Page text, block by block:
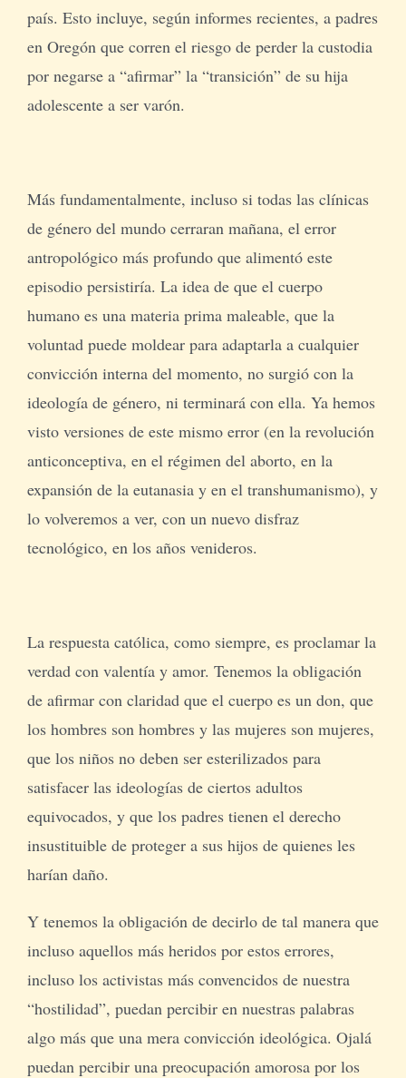
país. Esto incluye, según informes recientes, a padres
en Oregón que corren el riesgo de perder la custodia
por negarse a “afirmar” la “transición” de su hija
adolescente a ser varón.
Más fundamentalmente, incluso si todas las clínicas
de género del mundo cerraran mañana, el error
antropológico más profundo que alimentó este
episodio persistiría. La idea de que el cuerpo
humano es una materia prima maleable, que la
voluntad puede moldear para adaptarla a cualquier
convicción interna del momento, no surgió con la
ideología de género, ni terminará con ella. Ya hemos
visto versiones de este mismo error (en la revolución
anticonceptiva, en el régimen del aborto, en la
expansión de la eutanasia y en el transhumanismo), y
lo volveremos a ver, con un nuevo disfraz
tecnológico, en los años venideros.
La respuesta católica, como siempre, es proclamar la
verdad con valentía y amor. Tenemos la obligación
de afirmar con claridad que el cuerpo es un don, que
los hombres son hombres y las mujeres son mujeres,
que los niños no deben ser esterilizados para
satisfacer las ideologías de ciertos adultos
equivocados, y que los padres tienen el derecho
insustituible de proteger a sus hijos de quienes les
harían daño.
Y tenemos la obligación de decirlo de tal manera que
incluso aquellos más heridos por estos errores,
incluso los activistas más convencidos de nuestra
“hostilidad”, puedan percibir en nuestras palabras
algo más que una mera convicción ideológica. Ojalá
puedan percibir una preocupación amorosa por los